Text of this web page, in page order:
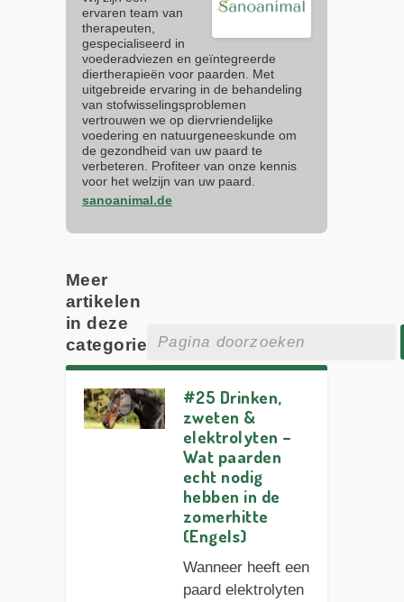
ervaren team van
therapeuten,
gespecialiseerd in
voederadviezen en geïntegreerde
diertherapieën voor paarden. Met
uitgebreide ervaring in de behandeling
van stofwisselingsproblemen
vertrouwen we op diervriendelijke
voedering en natuurgeneeskunde om
de gezondheid van uw paard te
verbeteren. Profiteer van onze kennis
voor het welzijn van uw paard.
sanoanimal.de
Meer
artikelen
in deze
categorie
#25 Drinken,
zweten &
elektrolyten –
Wat paarden
echt nodig
hebben in de
zomerhitte
(Engels)
Wanneer heeft een
paard elektrolyten